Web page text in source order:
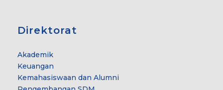
Direktorat
Akademik
Keuangan
Kemahasiswaan dan Alumni